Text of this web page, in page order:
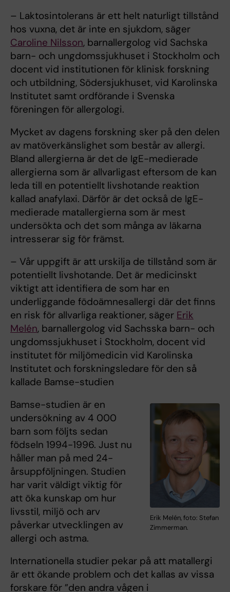
– Laktosintolerans är ett helt naturligt tillstånd
hos vuxna, det är inte en sjukdom, säger
Caroline Nilsson, barnallergolog vid Sachska
barn- och ungdomssjukhuset i Stockholm och
docent vid institutionen för klinisk forskning
och utbildning, Södersjukhuset, vid Karolinska
Institutet samt ordförande i Svenska
föreningen för allergologi.
Mycket av dagens forskning sker på den delen
av matöverkänslighet som består av allergi.
Bland allergierna är det de IgE-medierade
allergierna som är allvarligast eftersom de kan
leda till en potentiellt livshotande reaktion
kallad anafylaxi. Därför är det också de IgE-
medierade matallergierna som är mest
undersökta och det som många av läkarna
intresserar sig för främst.
– Vår uppgift är att urskilja de tillstånd som är
potentiellt livshotande. Det är medicinskt
viktigt att identifiera de som har en
underliggande födoämnesallergi där det finns
en risk för allvarliga reaktioner, säger Erik
Melén, barnallergolog vid Sachsska barn- och
ungdomssjukhuset i Stockholm, docent vid
institutet för miljömedicin vid Karolinska
Institutet och forskningsledare för den så
kallade Bamse-studien
Erik Melén, foto: Stefan
Zimmerman.
Bamse-studien är en
undersökning av 4 000
barn som följts sedan
födseln 1994-1996. Just nu
håller man på med 24-
årsuppföljningen. Studien
har varit väldigt viktig för
att öka kunskap om hur
livsstil, miljö och arv
påverkar utvecklingen av
allergi och astma.
Internationella studier pekar på att matallergi
är ett ökande problem och det kallas av vissa
forskare för ”den andra vågen i